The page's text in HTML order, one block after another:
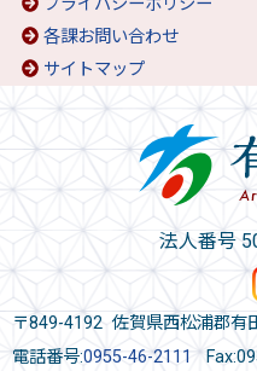
プライバシーポリシー
各課お問い合わせ
サイトマップ
法人番号
〒849-4192 佐賀県西松浦郡有
電話番号:0955-46-2111